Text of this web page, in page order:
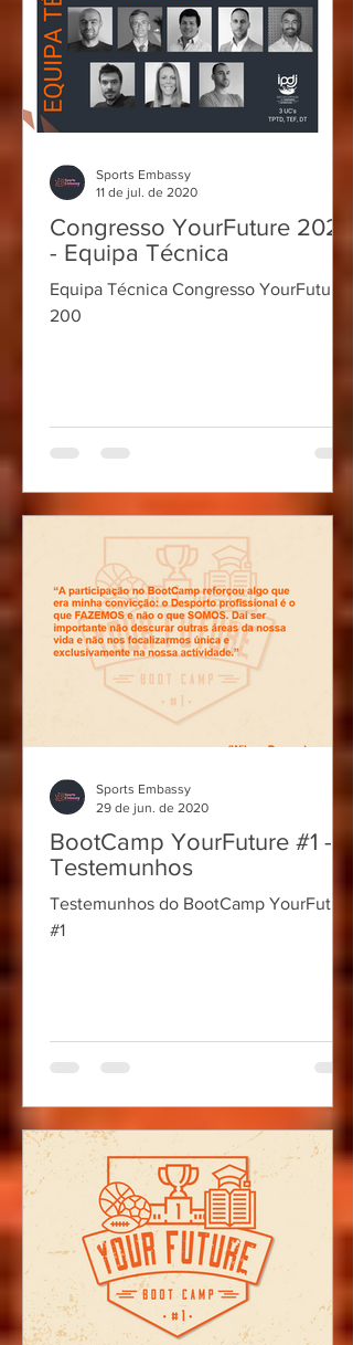
Congresso YourFuture 2020
- Equipa Técnica
Equipa Técnica Congresso YourFuture
200
Sports Embassy
11 de jul. de 2020
BootCamp YourFuture #1 -
Testemunhos
Testemunhos do BootCamp YourFuture
#1
Sports Embassy
29 de jun. de 2020